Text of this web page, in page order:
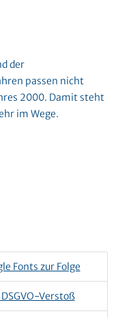
der
passen nicht
2000. Damit steht
im Wege.
Fonts zur Folge
Verstoß